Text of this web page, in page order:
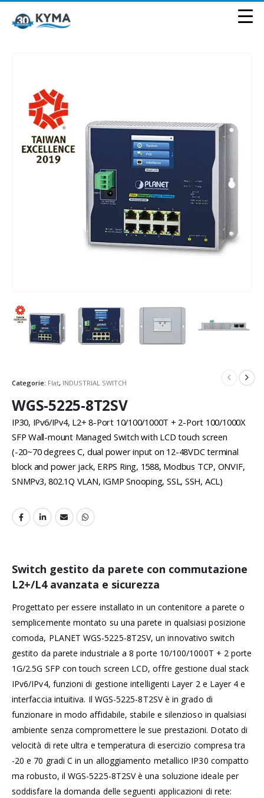
Categorie: Flat, INDUSTRIAL SWITCH
WGS-5225-8T2SV
IP30, IPv6/IPv4, L2+ 8-Port 10/100/1000T + 2-Port 100/1000X
SFP Wall-mount Managed Switch with LCD touch screen
(-20~70 degrees C, dual power input on 12-48VDC terminal
block and power jack, ERPS Ring, 1588, Modbus TCP, ONVIF,
SNMPv3, 802.1Q VLAN, IGMP Snooping, SSL, SSH, ACL)
Switch gestito da parete con commutazione
L2+/L4 avanzata e sicurezza
Progettato per essere installato in un contenitore a parete o
semplicemente montato su una parete in qualsiasi posizione
comoda, PLANET WGS-5225-8T2SV, un innovativo switch
gestito da parete industriale a 8 porte 10/100/1000T + 2 porte
1G/2.5G SFP con touch screen LCD, offre gestione dual stack
IPv6/IPv4, funzioni di gestione intelligenti Layer 2 e Layer 4 e
interfaccia intuitiva. Il WGS-5225-8T2SV è in grado di
funzionare in modo affidabile, stabile e silenzioso in qualsiasi
ambiente senza compromettere le sue prestazioni. Dotato di
velocità di rete ultra e temperatura di esercizio compresa tra
-20 e 70 gradi C in un alloggiamento metallico IP30 compatto
ma robusto, il WGS-5225-8T2SV è una soluzione ideale per
soddisfare la domanda delle seguenti applicazioni di rete: